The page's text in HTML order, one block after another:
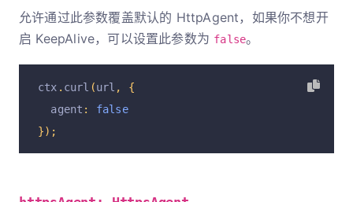
允许通过此参数覆盖默认的 HttpAgent，如果你不想开
启 KeepAlive，可以设置此参数为 false。
ctx . curl (url ,
{
  agent
:
false
});